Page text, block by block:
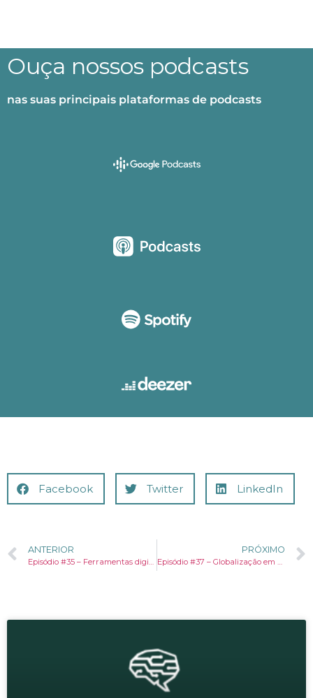
Ouça nossos podcasts
nas suas principais plataformas de podcasts
Facebook Twitter LinkedIn
ANTERIOR
Episódio #35 – Ferramentas digitais no setor de serviços
PRÓXIMO
Episódio #37 – Globalização em marcha-ré